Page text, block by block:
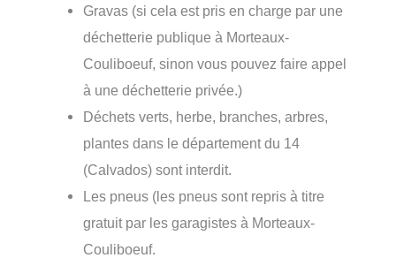
Gravas (si cela est pris en charge par une
déchetterie publique à Morteaux-
Couliboeuf, sinon vous pouvez faire appel
à une déchetterie privée.)
Déchets verts, herbe, branches, arbres,
plantes dans le département du 14
(Calvados) sont interdit.
Les pneus (les pneus sont repris à titre
gratuit par les garagistes à Morteaux-
Couliboeuf.